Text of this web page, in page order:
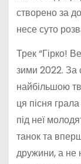
створено за
несе суто
Трек “Гірко!
зими 2022. За
найбільшою
ця пісня
під неї
танок та
дружини, а не